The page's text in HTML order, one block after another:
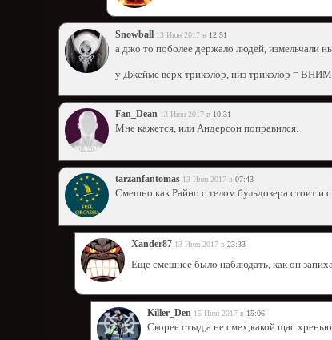
Snowball 13 Июн 2017 в 12:51
а джо то поболее держало людей, измельчали
у Джеймс верх триколор, низ триколор =
Fan_Dean 13 Июн 2017 в 10:31
Мне кажется, или Андерсон поправился.
tarzanfantomas 13 Июн 2017 в 07:43
Смешно как Райно с телом бульдозера стоит и
Xander87 13 Июн 2017 в 23:33
Еще смешнее было наблюдать, как он
Killer_Den 15 Июн 2017 в 15:06
Скорее стыд,а не смех,какой щас